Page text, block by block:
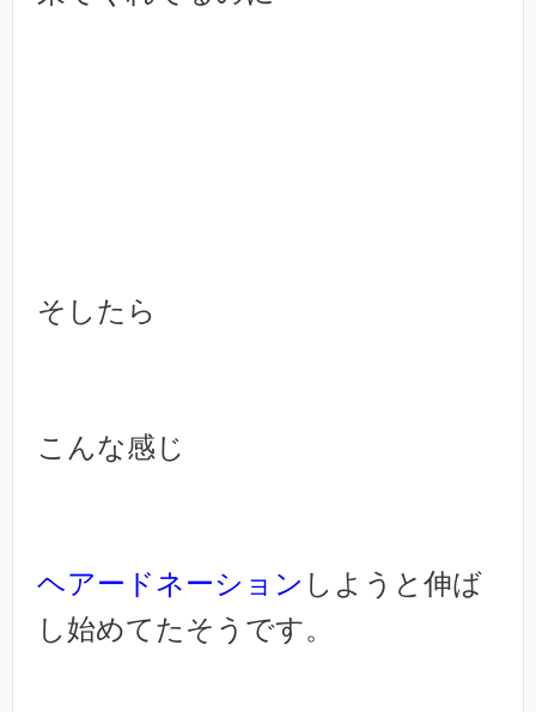
そしたら
こんな感じ
ヘアードネーション しようと伸ば
し始めてたそうです。